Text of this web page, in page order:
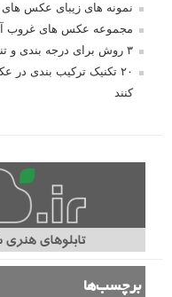
نمونه های زیبای عکس
مجموعه عکس های غروب
۳ روش برای درجه بندی و تنظیم دقیق رنگ در فتوشاپ
۲۰ تکنیک ترکیب بندی
کنند
برچسب‌ها